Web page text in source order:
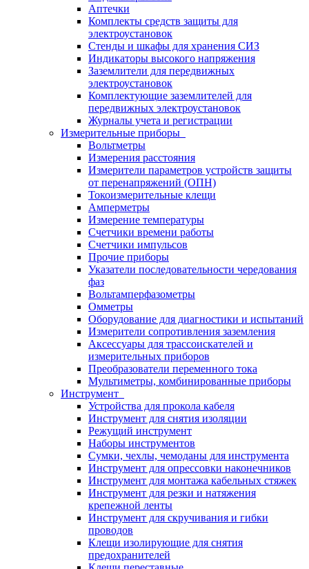
Аптечки
Комплекты средств защиты для
электроустановок
Стенды и шкафы для хранения СИЗ
Индикаторы высокого напряжения
Заземлители для передвижных
электроустановок
Комплектующие заземлителей для
передвижных электроустановок
Журналы учета и регистрации
Измерительные приборы
Вольтметры
Измерения расстояния
Измерители параметров устройств защиты
от перенапряжений (ОПН)
Токоизмерительные клещи
Амперметры
Измерение температуры
Счетчики времени работы
Счетчики импульсов
Прочие приборы
Указатели последовательности чередования
фаз
Вольтамперфазометры
Омметры
Оборудование для диагностики и испытаний
Измерители сопротивления заземления
Аксессуары для трассоискателей и
измерительных приборов
Преобразователи переменного тока
Мультиметры, комбинированные приборы
Инструмент
Устройства для прокола кабеля
Инструмент для снятия изоляции
Режущий инструмент
Наборы инструментов
Сумки, чехлы, чемоданы для инструмента
Инструмент для опрессовки наконечников
Инструмент для монтажа кабельных стяжек
Инструмент для резки и натяжения
крепежной ленты
Инструмент для скручивания и гибки
проводов
Клещи изолирующие для снятия
предохранителей